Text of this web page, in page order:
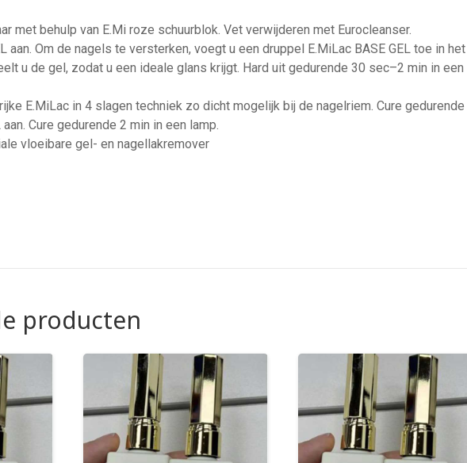
met behulp van E.Mi roze schuurblok. Vet verwijderen met Eurocleanser.
aan. Om de nagels te versterken, voegt u een druppel E.MiLac BASE GEL toe in
u de gel, zodat u een ideale glans krijgt. Hard uit gedurende 30 sec–2 min in
E.MiLac in 4 slagen techniek zo dicht mogelijk bij de nagelriem. Cure gedurende
aan. Cure gedurende 2 min in een lamp.
vloeibare gel- en nagellakremover
producten